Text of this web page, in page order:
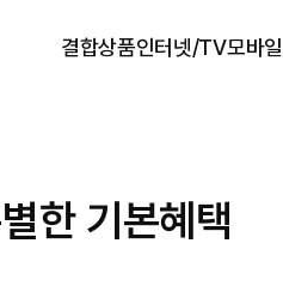
결합상품인터넷/TV모바일
한 기본혜택